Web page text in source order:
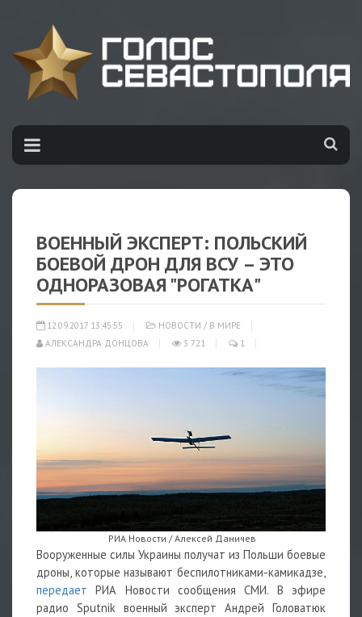
ВОЕННЫЙ ЭКСПЕРТ: ПОЛЬСКИЙ
БОЕВОЙ ДРОН ДЛЯ ВСУ – ЭТО
ОДНОРАЗОВАЯ "РОГАТКА"
12.09.2017 13:45:55 НОВОСТИ / В МИРЕ
АЛЕКСАНДРА ДОНЦОВА
3 721 1
РИА Новости / Алексей Даничев
Вооруженные силы Украины получат из Польши боевые
дроны, которые называют беспилотниками-камикадзе,
передает РИА Новости сообщения СМИ. В эфире
радио Sputnik военный эксперт Андрей Головатюк